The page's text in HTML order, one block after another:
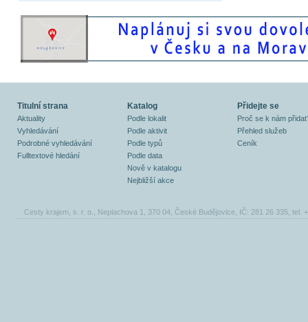
Titulní strana
Aktuality
Vyhledávání
Podrobné vyhledávání
Fulltextové hledání
Katalog
Podle lokalit
Podle aktivit
Podle typů
Podle data
Nově v katalogu
Nejbližší akce
Přidejte se
Proč se k nám
Přehled služeb
Ceník
Cesty krajem, s. r. o., Neplachova 1, 370 04, České Budějovice, IČ: 281 26 335, tel.